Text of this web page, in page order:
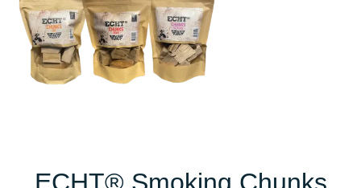
ECHT® Smoking Chunks